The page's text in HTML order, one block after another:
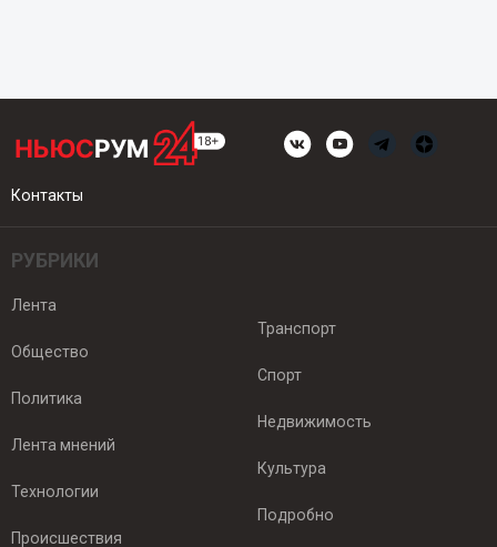
Контакты
РУБРИКИ
Лента
Общество
Политика
Лента мнений
Технологии
Происшествия
Транспорт
Спорт
Недвижимость
Культура
Подробно